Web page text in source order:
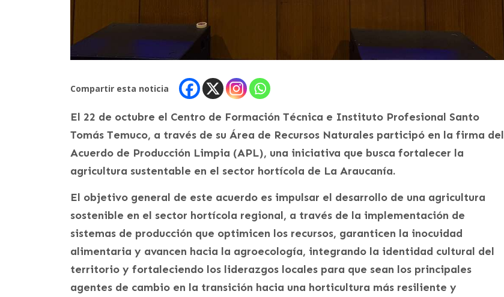
Compartir esta noticia
El 22 de octubre el Centro de Formación Técnica e Instituto Profesional Santo
Tomás Temuco, a través de su Área de Recursos Naturales participó en la firma del
Acuerdo de Producción Limpia (APL), una iniciativa que busca fortalecer la
agricultura sustentable en el sector hortícola de La Araucanía.
El objetivo general de este acuerdo es impulsar el desarrollo de una agricultura
sostenible en el sector hortícola regional, a través de la implementación de
sistemas de producción que optimicen los recursos, garanticen la inocuidad
alimentaria y avancen hacia la agroecología, integrando la identidad cultural del
territorio y fortaleciendo los liderazgos locales para que sean los principales
agentes de cambio en la transición hacia una horticultura más resiliente y